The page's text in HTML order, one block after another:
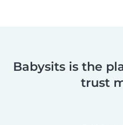
Babysits is the
trust